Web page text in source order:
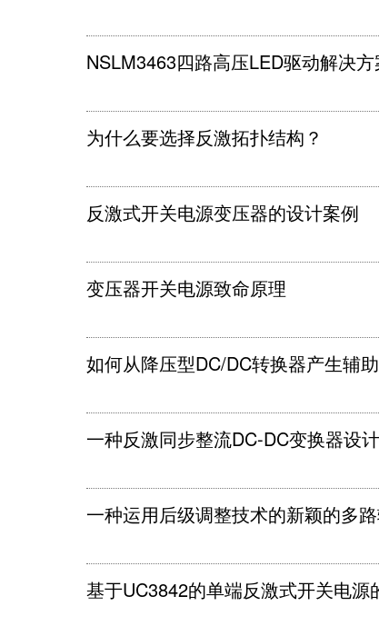
NSLM3463四路高压LED驱动解决方
为什么要选择反激拓扑结构？
反激式开关电源变压器的设计案例
变压器开关电源致命原理
如何从降压型DC/DC转换器产生辅
一种反激同步整流DC-DC变换器设计
一种运用后级调整技术的新颖的多
基于UC3842的单端反激式开关电源